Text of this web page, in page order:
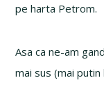
pe harta Petrom.
Asa ca ne-am
mai sus (mai putin